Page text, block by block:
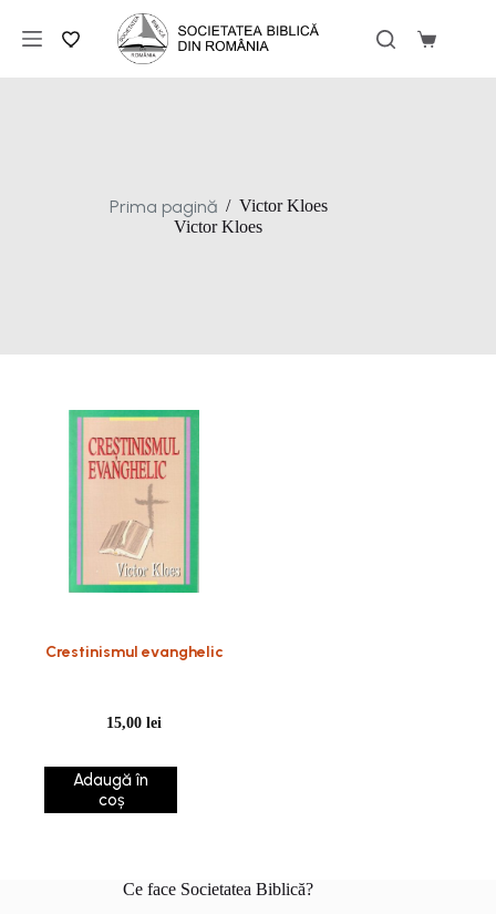
conținut
Coș
Prima pagină / Victor Kloes
Victor Kloes
Crestinismul evanghelic
15,00lei
Adaugă în
coș
Ce face Societatea Biblică?